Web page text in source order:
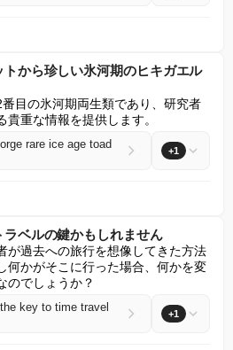
から珍しい氷河期のヒキガエル
目の氷河期両生類であり、研究者
重な情報を提供します。
rare ice age toad +1
ベルの鍵かもしれません
が過去への旅行を想像してきた方法
何かがそこに行った場合、何かを変
のでしょうか？
key to time travel +1